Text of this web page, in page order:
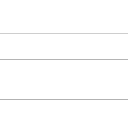
in Our Hearts